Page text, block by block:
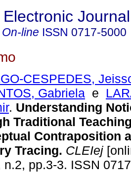
Journal
line ISSN 0717-5000
CESPEDES,
Gabriela e
. Understanding
Traditional
Contraposition
Tracing. CLEIej
n.2, pp.3-3. ISSN